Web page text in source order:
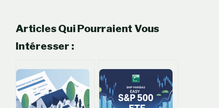
Articles Qui Pourraient Vous
Intéresser :